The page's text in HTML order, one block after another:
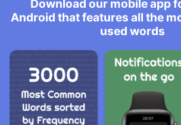
Download our mobile app
Android that features all the
used words